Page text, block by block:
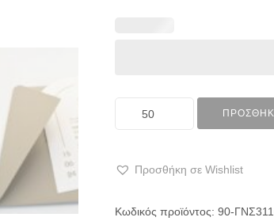
Προσθήκη σε Wishlist
Κωδικός προϊόντος: 90-